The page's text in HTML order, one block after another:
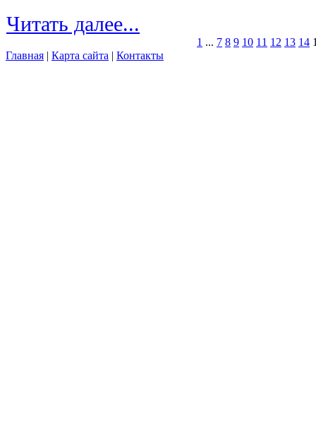
Читать далее...
1 ... 7 8 9 10 11 12 13 14
Главная | Карта сайта | Контакты